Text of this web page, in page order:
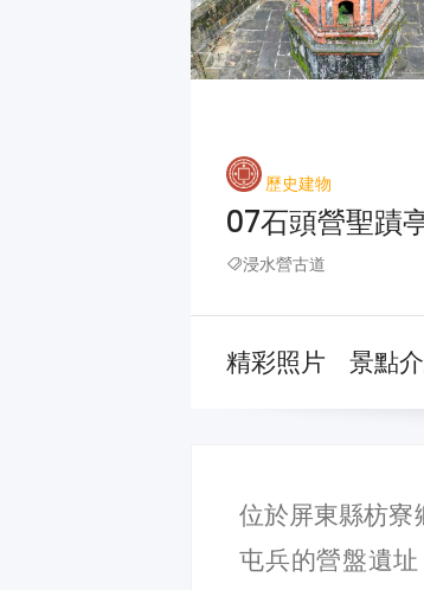
歷史建物
07石頭營聖蹟
浸水營古道
精彩照片 景點
位於屏東縣枋寮
屯兵的營盤遺